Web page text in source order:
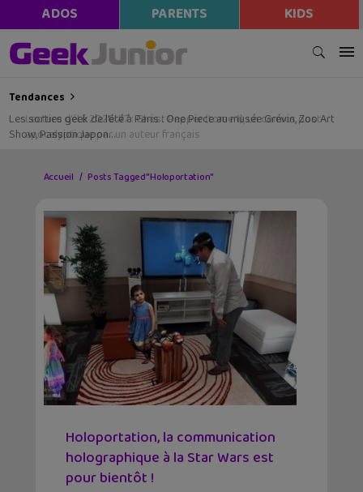
ADOS PARENTS KIDS
Tendances
Les sorties geek de l’été à Paris : One Piece au musée Grévin, Zoo Art
Show, Passion Japon…
Accueil Posts Tagged "Holoportation"
Holoportation, la communication
holographique à la Star Wars est
pour bientôt !